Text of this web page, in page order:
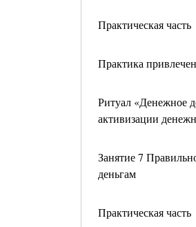
Практическая часть
Практика
Ритуал «Денежное
активизации
Занятие 7
деньгам
Практическая часть